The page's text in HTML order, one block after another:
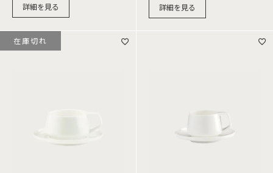
詳細を見る 詳細を見る
在庫切れ